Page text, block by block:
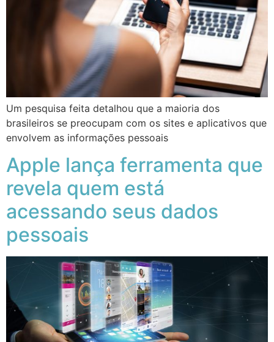
Um pesquisa feita detalhou que a maioria dos
brasileiros se preocupam com os sites e aplicativos que
envolvem as informações pessoais
Apple lança ferramenta que
revela quem está
acessando seus dados
pessoais